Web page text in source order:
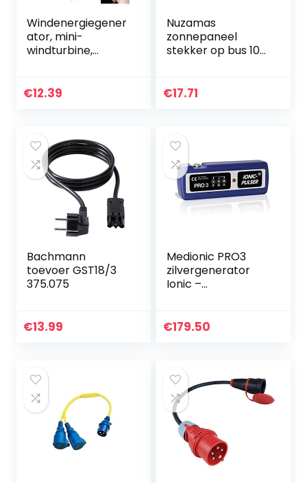
Windenergiegener
ator, mini-
windturbine,
set, doe-het-zelf,
€12.39
Nuzamas
zonnepaneel
stekker op bus 10
€17.71
Bachmann
toevoer GST18/3
375.075
€13.99
Medionic PRO3
zilvergenerator
Ionic –
zilver
€179.50